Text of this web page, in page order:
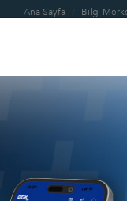
Ana Sayfa Bilgi